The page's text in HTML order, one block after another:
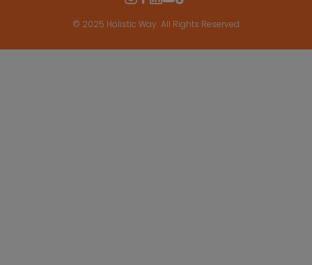
© 2025 Holistic Way. All Rights Reserved